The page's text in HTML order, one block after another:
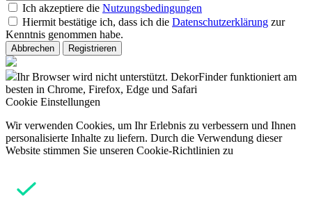
Ich akzeptiere die Nutzungsbedingungen
Hiermit bestätige ich, dass ich die Datenschutzerklärung zur
Kenntnis genommen habe.
Abbrechen Registrieren
Ihr Browser wird nicht unterstützt. DekorFinder funktioniert am
besten in Chrome, Firefox, Edge und Safari
Cookie Einstellungen
Wir verwenden Cookies, um Ihr Erlebnis zu verbessern und Ihnen
personalisierte Inhalte zu liefern. Durch die Verwendung dieser
Website stimmen Sie unseren Cookie-Richtlinien zu